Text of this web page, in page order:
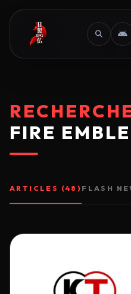
FIRE
ARTICLES (48) FLASH